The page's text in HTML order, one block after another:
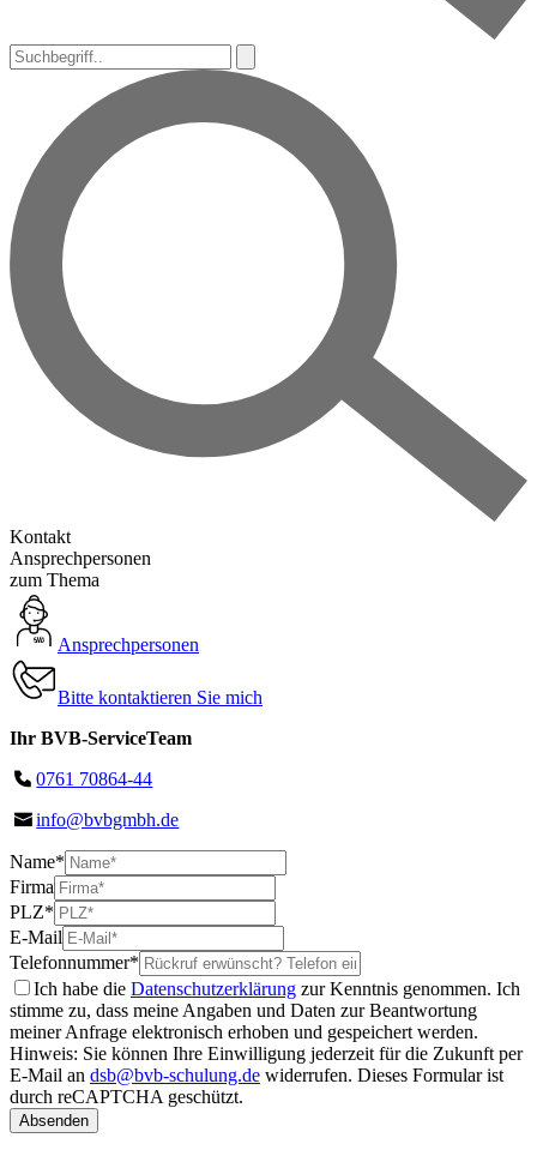
Kontakt
Ansprechpersonen
zum Thema
Ansprechpersonen
Bitte kontaktieren Sie mich
Ihr BVB-ServiceTeam
0761 70864-44
info@bvbgmbh.de
Name*
Firma
PLZ*
E-Mail
Telefonnummer*
Ich habe die Datenschutzerklärung zur Kenntnis genommen. Ich
stimme zu, dass meine Angaben und Daten zur Beantwortung
meiner Anfrage elektronisch erhoben und gespeichert werden.
Hinweis: Sie können Ihre Einwilligung jederzeit für die Zukunft per
E-Mail an dsb@bvb-schulung.de widerrufen. Dieses Formular ist
durch reCAPTCHA geschützt.